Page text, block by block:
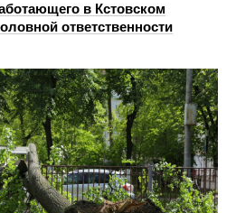
в Кстовском
ответственности